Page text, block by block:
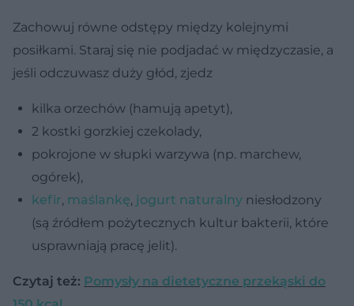
Zachowuj równe odstępy między kolejnymi
posiłkami. Staraj się nie podjadać w międzyczasie, a
jeśli odczuwasz duży głód, zjedz
kilka orzechów (hamują apetyt),
2 kostki gorzkiej czekolady,
pokrojone w słupki warzywa (np. marchew,
ogórek),
kefir, maślankę, jogurt naturalny niesłodzony
(są źródłem pożytecznych kultur bakterii, które
usprawniają pracę jelit).
Czytaj też: Pomysły na dietetyczne przekąski do